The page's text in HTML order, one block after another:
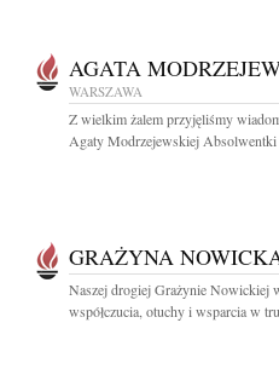
AGATA
WARSZAWA
Z wielkim żalem przyjęliśmy
Agaty Modrzejewskiej
GRAŻYNA
Naszej drogiej Grażynie Nowickiej
współczucia, otuchy i wsparcia w